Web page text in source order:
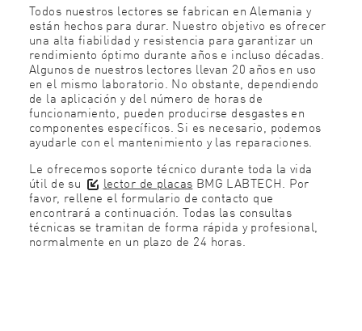
Todos nuestros lectores se fabrican en Alemania y
están hechos para durar. Nuestro objetivo es ofrecer
una alta fiabilidad y resistencia para garantizar un
rendimiento óptimo durante años e incluso décadas.
Algunos de nuestros lectores llevan 20 años en uso
en el mismo laboratorio. No obstante, dependiendo
de la aplicación y del número de horas de
funcionamiento, pueden producirse desgastes en
componentes específicos. Si es necesario, podemos
ayudarle con el mantenimiento y las reparaciones.
Le ofrecemos soporte técnico durante toda la vida
útil de su lector de placas BMG LABTECH. Por
favor, rellene el formulario de contacto que
encontrará a continuación. Todas las consultas
técnicas se tramitan de forma rápida y profesional,
normalmente en un plazo de 24 horas.